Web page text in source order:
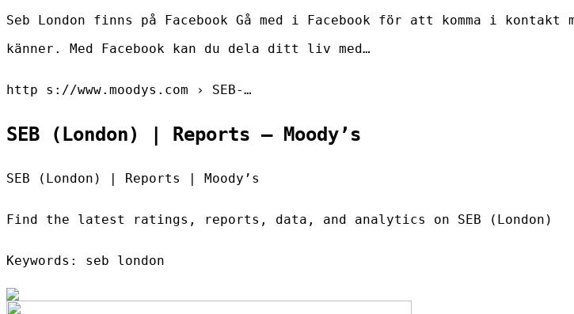
Seb London finns på Facebook Gå med i Facebook för att komma i kontakt
känner. Med Facebook kan du dela ditt liv med…
http s://www.moodys.com › SEB-…
SEB (London) | Reports – Moody’s
SEB (London) | Reports | Moody’s
Find the latest ratings, reports, data, and analytics on SEB (London)
Keywords: seb london